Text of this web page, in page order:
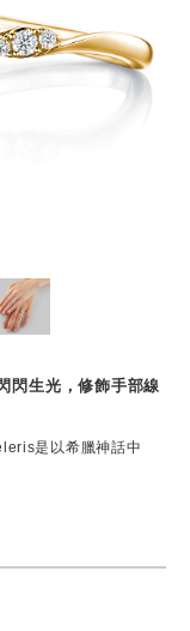
閃生光，修飾手部線
是以希臘神話中